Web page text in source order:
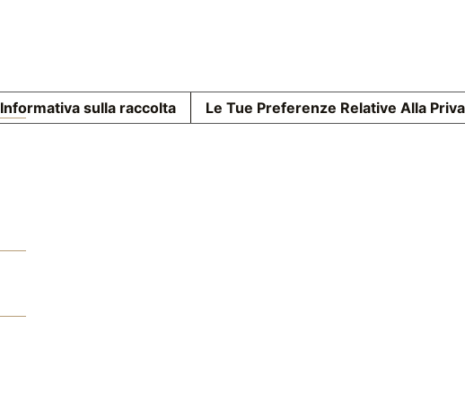
Informativa sulla raccolta Le Tue Preferenze Relative Alla